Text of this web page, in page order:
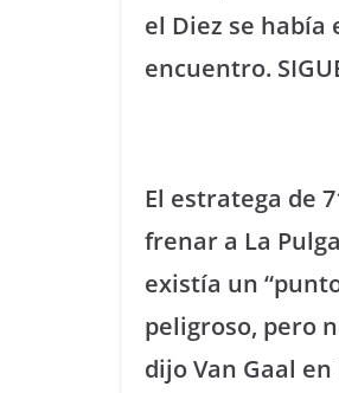
el Diez se
encuentro.
El estratega de
frenar a La
existía un
peligroso, pero
dijo Van Gaal